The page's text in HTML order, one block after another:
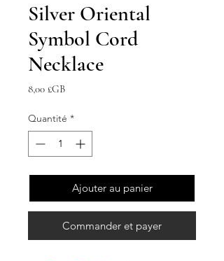
Silver Oriental
Symbol Cord
Necklace
8,00 £GBPrix
Quantité *
Ajouter au panier
Commander et payer